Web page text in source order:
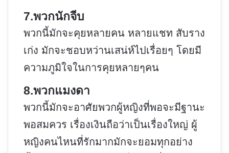
7.พวกนักจีบ
พวกนี้มักจะคุยหลายคน หลายแชท สับราง
เก่ง มักจะชอบหว่านเสน่ห์ไปเรื่อยๆ โดยมี
ความภูมิใจในการคุยหลายๆคน
8.พวกแมงดา
พวกนี้มักจะอาศัยพวกผู้หญิงที่พอจะมีฐานะ
พอสมควร เรื่องเงินถือว่าเป็นเรื่องใหญ่ ผู้
หญิงคนไหนที่รักมากมักจะยอมทุกอย่าง